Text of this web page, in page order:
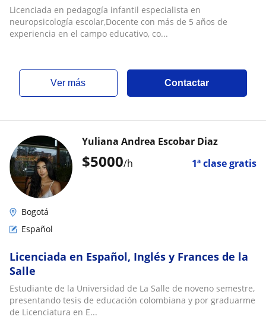
Licenciada en pedagogía infantil especialista en
neuropsicología escolar,Docente con más de 5 años de
experiencia en el campo educativo, co...
ver más Contactar
$5000/h 1ª clase gratis
Yuliana Andrea Escobar Diaz
Bogotá
Español
Licenciada en Español, Inglés y Frances de la
Salle
Estudiante de la Universidad de La Salle de noveno semestre,
presentando tesis de educación colombiana y por graduarme
de Licenciatura en E...